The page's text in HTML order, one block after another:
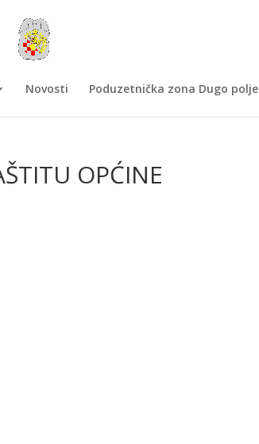
Novosti Poduzetnička zona Dugo polje
OPĆINE